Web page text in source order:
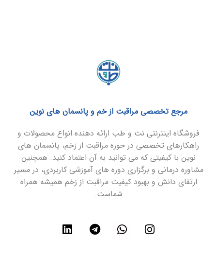
مرجع تخصصی مراقبت از خم و پانسمان های نوین
فروشگاه اینترنتی نت و طب ارائه دهنده انواع محصولات و
راهکارهای تخصصی در حوزه مراقبت از زخم، پانسمان های
نوین با کیفیتی که می توانید به آن اعتماد کنید. همچنین
مشاوره درمانی و برگزاری دوره های آموزشی کاربردی، در مسیر
ارتقای دانش و بهبود کیفیت مراقبت از زخم همیشه همراه
شماست.